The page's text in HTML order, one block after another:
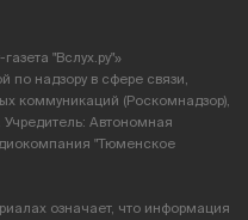
"Вслух.ру"»
по надзору в сфере связи,
коммуникаций (Роскомнадзор),
Автономная
"Тюменское
означает, что информация